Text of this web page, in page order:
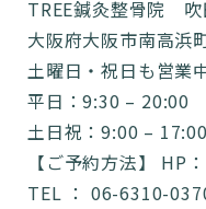
TREE鍼灸整骨院 吹
大阪府大阪市南高浜
土曜日・祝日も営業
平日：9:30 – 20:00
土日祝：9:00 –
【ご予約方法】 HP
TEL ： 06-6310-